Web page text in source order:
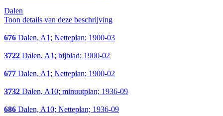
Dalen
Toon details van deze beschrijving
676 Dalen, A1; Netteplan; 1900-03
3722 Dalen, A1; bijblad; 1900-02
677 Dalen, A1; Netteplan; 1900-02
3732 Dalen, A10; minuutplan; 1936-09
686 Dalen, A10; Netteplan; 1936-09